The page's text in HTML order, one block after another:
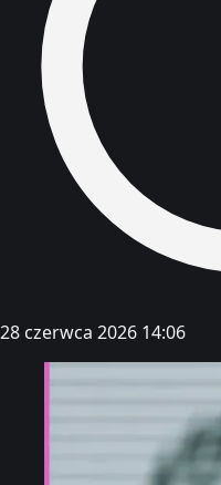
28 czerwca 2026 14:06